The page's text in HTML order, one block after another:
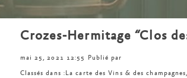
Crozes-Hermitage “Clos
mai 25, 2021 12:55
Publié par
Classés dans : La carte des Vins & des champagnes,